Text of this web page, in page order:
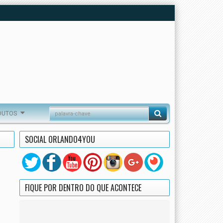
SOCIAL ORLANDO4YOU
FIQUE POR DENTRO DO QUE ACONTECE